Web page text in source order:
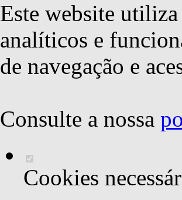
Este website
analíticos e
de navegação e
Consulte a nossa
Cookies